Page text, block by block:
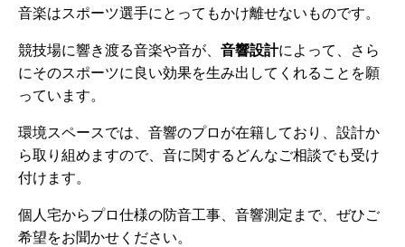
音楽はスポーツ選手にとってもかけ離せないものです。
競技場に響き渡る音楽や音が、 音響設計によって、さら
にそのスポーツに良い効果を生み出してくれることを願
っています。
環境スペースでは、音響のプロが在籍しており、設計か
ら取り組めますので、音に関するどんなご相談でも受け
付けます。
個人宅からプロ仕様の防音工事、音響測定まで、ぜひご
希望をお聞かせください。